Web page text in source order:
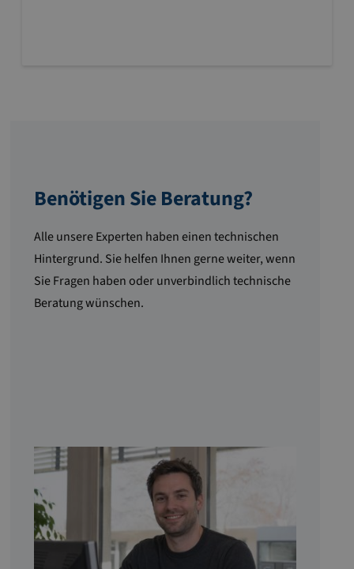
Benötigen Sie Beratung?
Alle unsere Experten haben einen technischen
Hintergrund. Sie helfen Ihnen gerne weiter, wenn
Sie Fragen haben oder unverbindlich technische
Beratung wünschen.